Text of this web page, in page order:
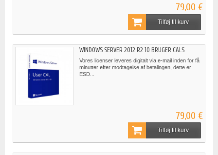
79,00 €
Tilføj til kurv
WINDOWS SERVER 2012 R2 10 BRUGER CALS
Vores licenser leveres digitalt via e-mail inden for få
minutter efter modtagelse af betalingen, dette er
ESD...
79,00 €
Tilføj til kurv